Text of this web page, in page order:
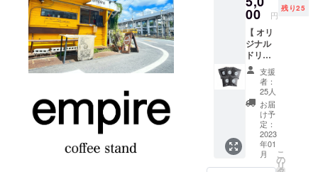
ん珈琲
以外の
ドリン
ク（ア
ルコー
ルを含
まな
い）も
注文は
可能で
す。
00 円
残り25
【 オリ
ジナル
ドリッ
プバッ
グ３０
個 】 店
舗でも
かなり
人気な
empire
brend
のド
リップ
支援
者：
25人
お届
け予
定：
2023
年01
月
こ
の
リ